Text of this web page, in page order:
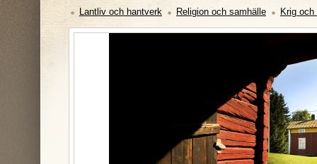
Lantliv och hantverk Religion och samhälle Krig